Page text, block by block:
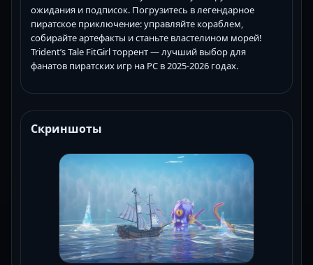
ожидания и подписок. Погрузитесь в легендарное
пиратское приключение: управляйте кораблем,
собирайте артефакты и станьте властелином морей!
Trident’s Tale FitGirl торрент — лучший выбор для
фанатов пиратских игр на PC в 2025-2026 годах.
Скриншоты